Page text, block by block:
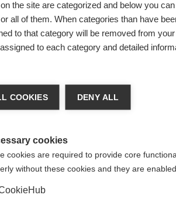
wechseln
States (English)
Ja, ich möchte
the site are categorized and below you
all of them. When categories than have
to that category will be removed from
to each category and detailed
COOKIES DENY ALL
cookies
cookies are required to provide core
without these cookies and they are